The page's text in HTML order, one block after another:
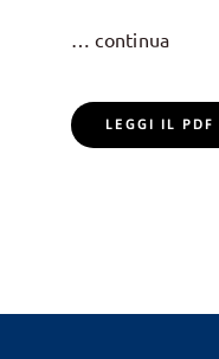
… continua
LEGGI IL PDF